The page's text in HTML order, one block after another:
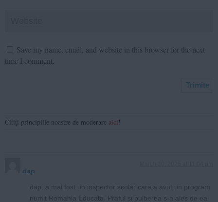
Save my name, email, and website in this browser for the next
time I comment.
Citiți principiile noastre de moderare aici !
dap